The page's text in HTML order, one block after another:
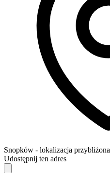
Snopków - lokalizacja przybliżona
Udostępnij ten adres